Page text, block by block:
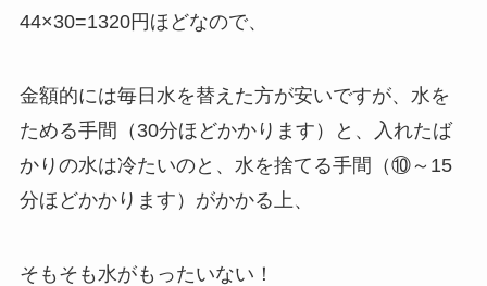
44×30=1320円ほどなので、
金額的には毎日水を替えた方が安いですが、水を
ためる手間（30分ほどかかります）と、入れたば
かりの水は冷たいのと、水を捨てる手間（⑩～15
分ほどかかります）がかかる上、
そもそも水がもったいない！